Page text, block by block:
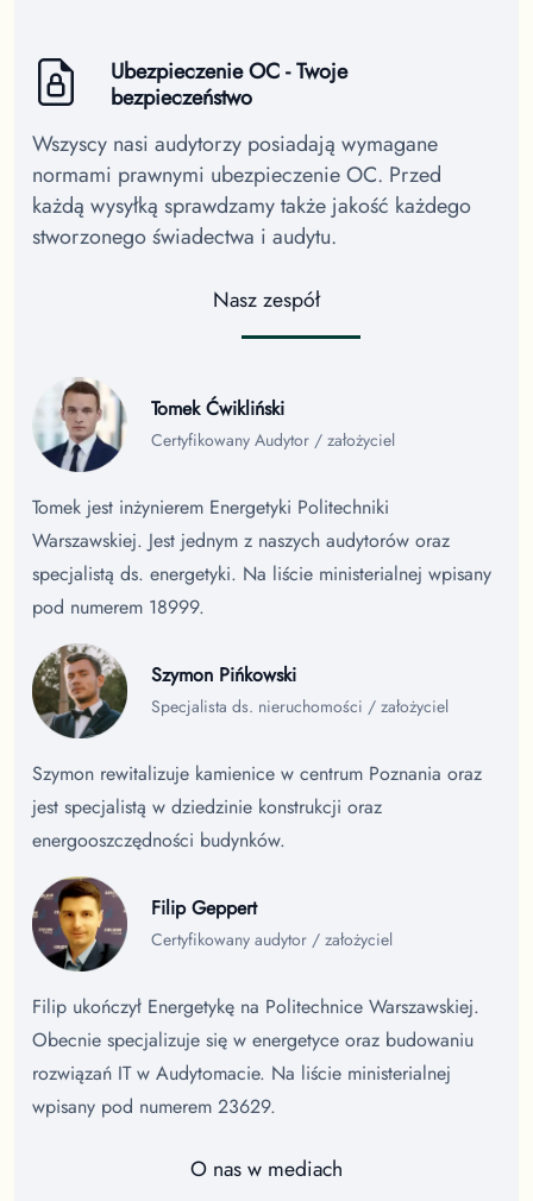
Ubezpieczenie OC - Twoje
bezpieczeństwo
Wszyscy nasi audytorzy posiadają wymagane
normami prawnymi ubezpieczenie OC. Przed
każdą wysyłką sprawdzamy także jakość każdego
stworzonego świadectwa i audytu.
Nasz zespół
Tomek Ćwikliński
Certyfikowany Audytor / założyciel
Tomek jest inżynierem Energetyki Politechniki
Warszawskiej. Jest jednym z naszych audytorów oraz
specjalistą ds. energetyki. Na liście ministerialnej wpisany
pod numerem 18999.
Szymon Pińkowski
Specjalista ds. nieruchomości / założyciel
Szymon rewitalizuje kamienice w centrum Poznania oraz
jest specjalistą w dziedzinie konstrukcji oraz
energooszczędności budynków.
Filip Geppert
Certyfikowany audytor / założyciel
Filip ukończył Energetykę na Politechnice Warszawskiej.
Obecnie specjalizuje się w energetyce oraz budowaniu
rozwiązań IT w Audytomacie. Na liście ministerialnej
wpisany pod numerem 23629.
O nas w mediach